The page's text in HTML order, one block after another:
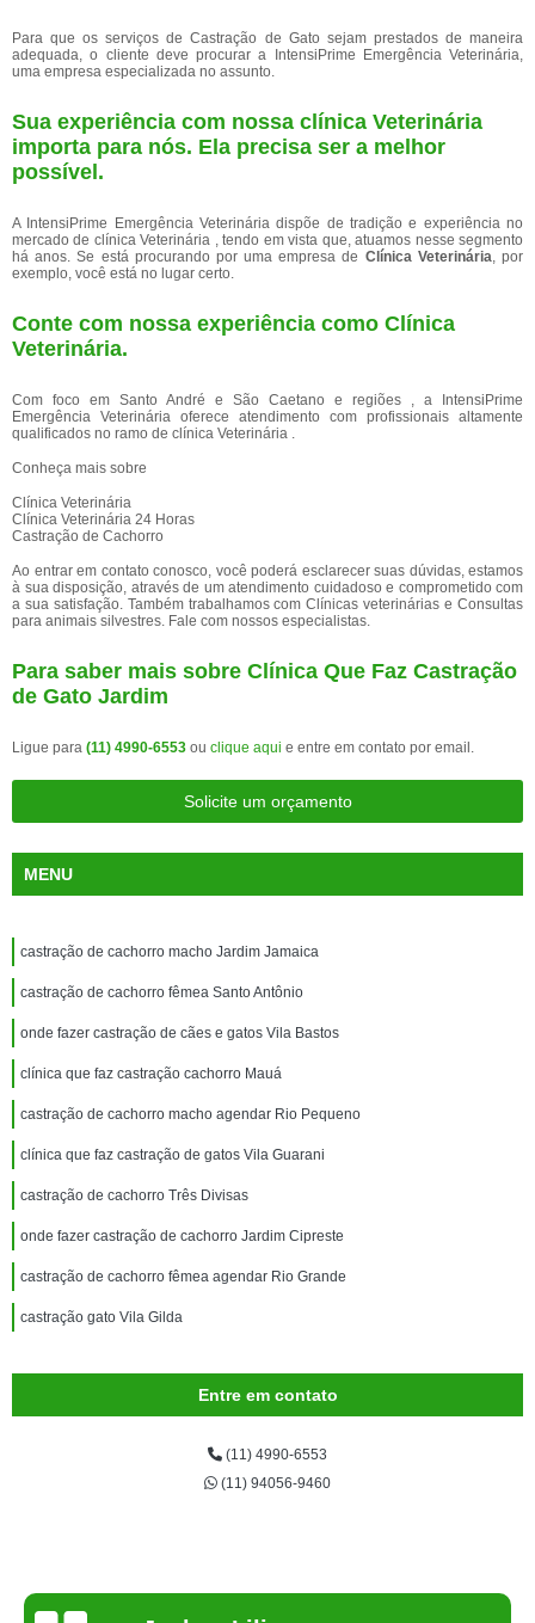
Para que os serviços de Castração de Gato sejam prestados de maneira
adequada, o cliente deve procurar a IntensiPrime Emergência Veterinária,
uma empresa especializada no assunto.
Sua experiência com nossa clínica Veterinária
importa para nós. Ela precisa ser a melhor
possível.
A IntensiPrime Emergência Veterinária dispõe de tradição e experiência no
mercado de clínica Veterinária , tendo em vista que, atuamos nesse segmento
há anos. Se está procurando por uma empresa de Clínica Veterinária, por
exemplo, você está no lugar certo.
Conte com nossa experiência como Clínica
Veterinária.
Com foco em Santo André e São Caetano e regiões , a IntensiPrime
Emergência Veterinária oferece atendimento com profissionais altamente
qualificados no ramo de clínica Veterinária .
Conheça mais sobre
Clínica Veterinária
Clínica Veterinária 24 Horas
Castração de Cachorro
Ao entrar em contato conosco, você poderá esclarecer suas dúvidas, estamos
à sua disposição, através de um atendimento cuidadoso e comprometido com
a sua satisfação. Também trabalhamos com Clínicas veterinárias e Consultas
para animais silvestres. Fale com nossos especialistas.
Para saber mais sobre Clínica Que Faz Castração
de Gato Jardim
Ligue para (11) 4990-6553 ou clique aqui e entre em contato por email.
Solicite um orçamento
MENU
castração de cachorro macho Jardim Jamaica
castração de cachorro fêmea Santo Antônio
onde fazer castração de cães e gatos Vila Bastos
clínica que faz castração cachorro Mauá
castração de cachorro macho agendar Rio Pequeno
clínica que faz castração de gatos Vila Guarani
castração de cachorro Três Divisas
onde fazer castração de cachorro Jardim Cipreste
castração de cachorro fêmea agendar Rio Grande
castração gato Vila Gilda
Entre em contato
(11) 4990-6553
(11) 94056-9460